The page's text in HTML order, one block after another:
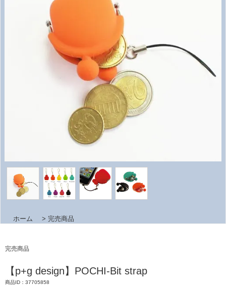
ホーム > 完売商品
完売商品
【p+g design】POCHI-Bit strap
商品ID：37705858